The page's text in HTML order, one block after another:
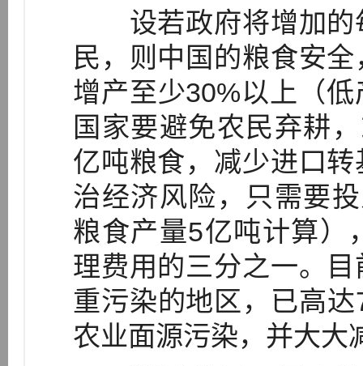
设若政府将增加的
民，则中国的粮食安
增产至少30%以上（
国家要避免农民弃耕
亿吨粮食，减少进口
治经济风险，只需要
粮食产量5亿吨计算）
理费用的三分之一。
重污染的地区，已高
农业面源污染，并大大